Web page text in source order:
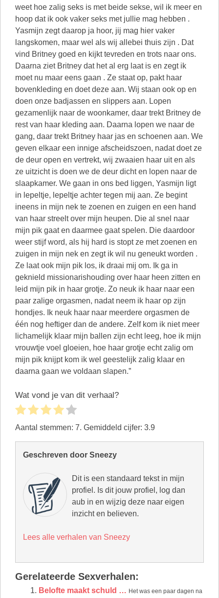
weet hoe zalig seks is met beide sekse, wil ik meer en
hoop dat ik ook vaker seks met jullie mag hebben .
Yasmijn zegt daarop ja hoor, jij mag hier vaker
langskomen, maar wel als wij allebei thuis zijn . Dat
vind Britney goed en kijkt tevreden en trots naar ons.
Daarna ziet Britney dat het al erg laat is en zegt ik
moet nu maar eens gaan . Ze staat op, pakt haar
bovenkleding en doet deze aan. Wij staan ook op en
doen onze badjassen en slippers aan. Lopen
gezamenlijk naar de woonkamer, daar trekt Britney de
rest van haar kleding aan. Daarna lopen we naar de
gang, daar trekt Britney haar jas en schoenen aan. We
geven elkaar een innige afscheidszoen, nadat doet ze
de deur open en vertrekt, wij zwaaien haar uit en als
ze uitzicht is doen we de deur dicht en lopen naar de
slaapkamer. We gaan in ons bed liggen, Yasmijn ligt
in lepeltje, lepeltje achter tegen mij aan. Ze begint
ineens in mijn nek te zoenen en zuigen en een hand
van haar streelt over mijn heupen. Die al snel naar
mijn pik gaat en daarmee gaat spelen. Die daardoor
weer stijf word, als hij hard is stopt ze met zoenen en
zuigen in mijn nek en zegt ik wil nu geneukt worden .
Ze laat ook mijn pik los, ik draai mij om. Ik ga in
geknield missionarishouding over haar heen zitten en
leid mijn pik in haar grotje. Zo neuk ik haar naar een
paar zalige orgasmen, nadat neem ik haar op zijn
hondjes. Ik neuk haar naar meerdere orgasmen de
één nog heftiger dan de andere. Zelf kom ik niet meer
lichamelijk klaar mijn ballen zijn echt leeg, hoe ik mijn
vrouwtje voel gloeien, hoe haar grotje echt zalig om
mijn pik knijpt kom ik wel geestelijk zalig klaar en
daarna gaan we voldaan slapen.”
Wat vond je van dit verhaal?
Aantal stemmen: 7. Gemiddeld cijfer: 3.9
Geschreven door Sneezy
Dit is een standaard tekst in mijn
profiel. Is dit jouw profiel, log dan
aub in en wijzig deze naar eigen
inzicht en believen.
Lees alle verhalen van Sneezy
Gerelateerde Sexverhalen:
Belofte maakt schuld … Het was een paar dagen na